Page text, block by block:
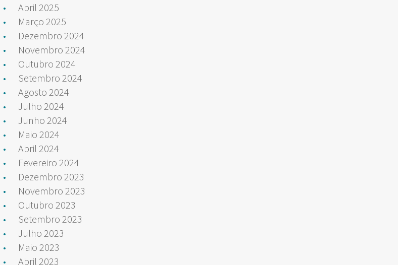
Abril 2025
Março 2025
Dezembro 2024
Novembro 2024
Outubro 2024
Setembro 2024
Agosto 2024
Julho 2024
Junho 2024
Maio 2024
Abril 2024
Fevereiro 2024
Dezembro 2023
Novembro 2023
Outubro 2023
Setembro 2023
Julho 2023
Maio 2023
Abril 2023